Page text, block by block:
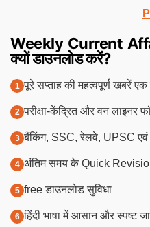
Weekly Current
क्यों डाउनलोड करें?
पूरे सप्ताह की महत्वपूर्ण खबरें
परीक्षा-केंद्रित और वन लाइनर
बैंकिंग, SSC, रेलवे, UPSC
अंतिम समय के Quick
free डाउनलोड सुविधा
हिंदी भाषा में आसान और स्पष्ट